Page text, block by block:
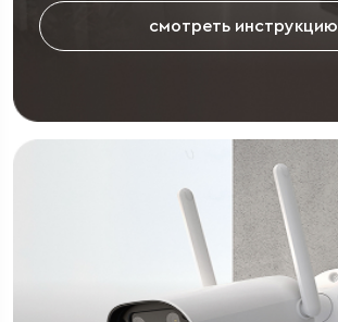
смотреть инструкцию